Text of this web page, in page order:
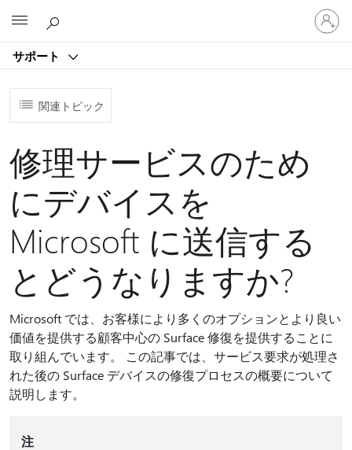
サポート
ア
カ
ウ
関連トピック
修理サービスのため
にデバイスを
Microsoft に送信する
とどうなりますか?
Microsoft では、お客様により多くのオプションとより良い
価値を提供する顧客中心の Surface 修復を提供することに
取り組んでいます。 この記事では、サービス要求が処理さ
れた後の Surface デバイスの修復プロセスの概要について
説明します。
注